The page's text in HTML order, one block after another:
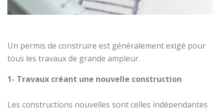
Un permis de construire est généralement exigé pour
tous les travaux de grande ampleur.
1- Travaux créant une nouvelle construction
Les constructions nouvelles sont celles indépendantes